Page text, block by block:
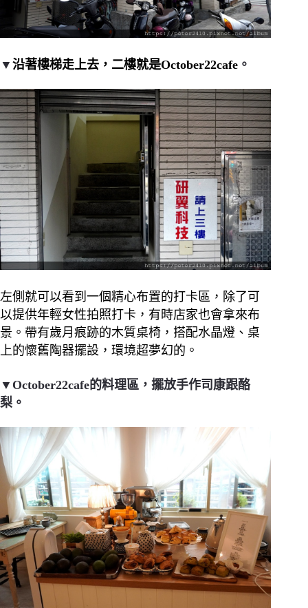
▼ 沿著樓梯走上去，二樓就是October22cafe 。
左側就可以看到一個精心布置的打卡區，除了可
以提供年輕女性拍照打卡，有時店家也會拿來布
景。帶有歲月痕跡的木質桌椅，搭配水晶燈、桌
上的懷舊陶器擺設，環境超夢幻的。
▼October22cafe的料理區，擺放手作司康跟酪
梨。